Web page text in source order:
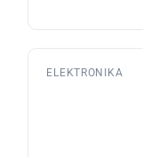
ELEKTRONIKA